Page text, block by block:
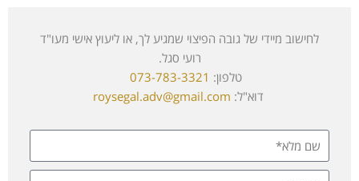
לחישוב מיידי של גובה הפיצוי שמגיע לך, או ליעוץ אישי מעו"ד
רועי סגל.
טלפון: 073-783-3321
דוא"ל: roysegal.adv@gmail.com